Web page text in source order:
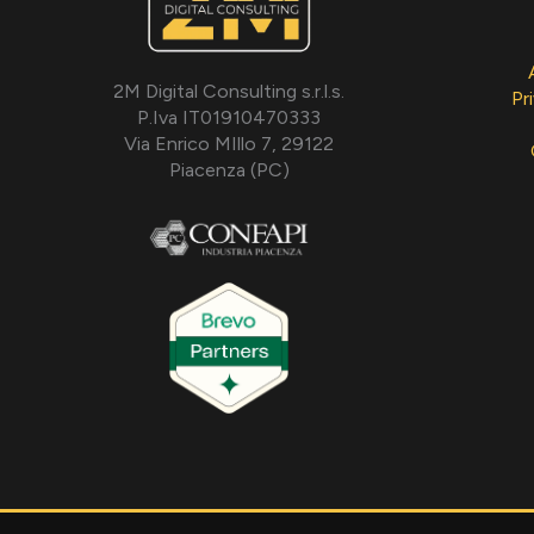
2M Digital Consulting s.r.l.s.
P.Iva IT01910470333
Via Enrico MIllo 7, 29122
Piacenza (PC)